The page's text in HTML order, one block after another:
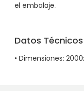
el embalaje.
Datos Técnicos
• Dimensiones: